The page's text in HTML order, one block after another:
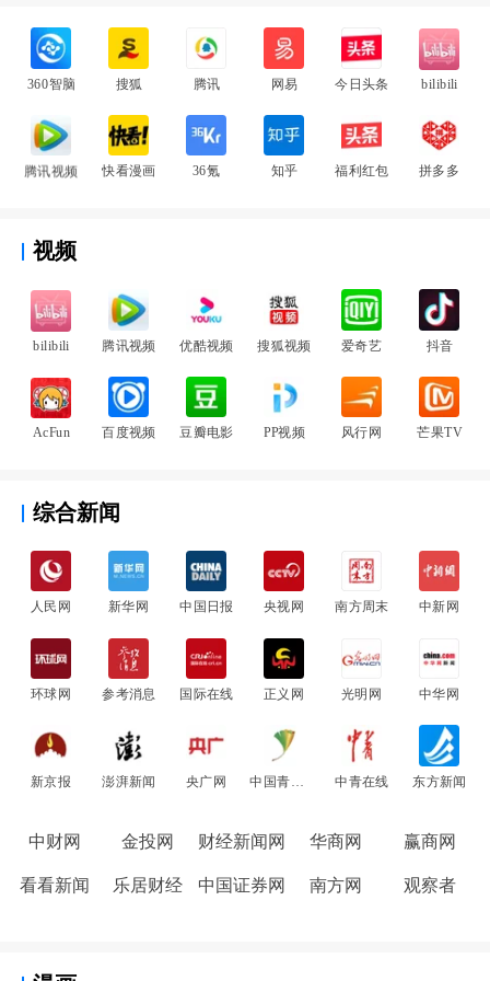
360智脑 搜狐 腾讯 网易 今日头条 bilibili
腾讯视频 快看漫画 36氪 知乎 福利红包 拼多多
视频
bilibili 腾讯视频 优酷视频 搜狐视频 爱奇艺 抖音
AcFun 百度视频 豆瓣电影 PP视频 风行网 芒果TV
综合新闻
人民网 新华网 中国日报 央视网 南方周末 中新网
环球网 参考消息 国际在线 正义网 光明网 中华网
新京报 澎湃新闻 央广网 中青在线 东方新闻
中财网 金投网 财经新闻网 华商网 赢商网
看看新闻 乐居财经 中国证券网 南方网 观察者